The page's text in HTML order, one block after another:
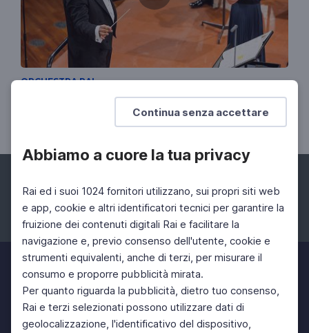
Continua senza accettare
Abbiamo a cuore la tua privacy
Rai ed i suoi 1024 fornitori utilizzano, sui propri siti web
e app, cookie e altri identificatori tecnici per garantire la
fruizione dei contenuti digitali Rai e facilitare la
navigazione e, previo consenso dell'utente, cookie e
strumenti equivalenti, anche di terzi, per misurare il
consumo e proporre pubblicità mirata.
Per quanto riguarda la pubblicità, dietro tuo consenso,
Rai e terzi selezionati possono utilizzare dati di
geolocalizzazione, l'identificativo del dispositivo,
ORCHESTRA RAI
Le foto dell'ottavo Concerto della
Facebook Instagram Twitter